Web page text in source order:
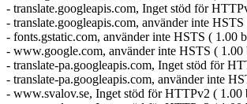
- translate.googleapis.com, Inget stöd för
- translate.googleapis.com, använder inte
- fonts.gstatic.com, använder inte HSTS ( 1.00
- www.google.com, använder inte HSTS ( 1.00
- translate-pa.googleapis.com, Inget stöd för
- translate-pa.googleapis.com, använder inte
- www.svalov.se, Inget stöd för HTTPv2 ( 1.00